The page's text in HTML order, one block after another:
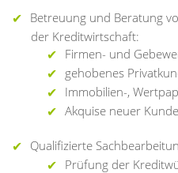
Betreuung und Beratung
der Kreditwirtschaft:
Firmen- und
gehobenes
Immobilien-,
Akquise neuer
Qualifizierte
Prüfung der